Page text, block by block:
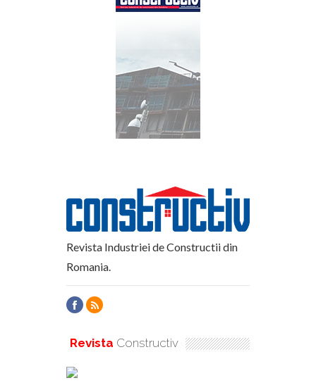
Revista Industriei de Constructii din
Romania.
Revista Constructiv